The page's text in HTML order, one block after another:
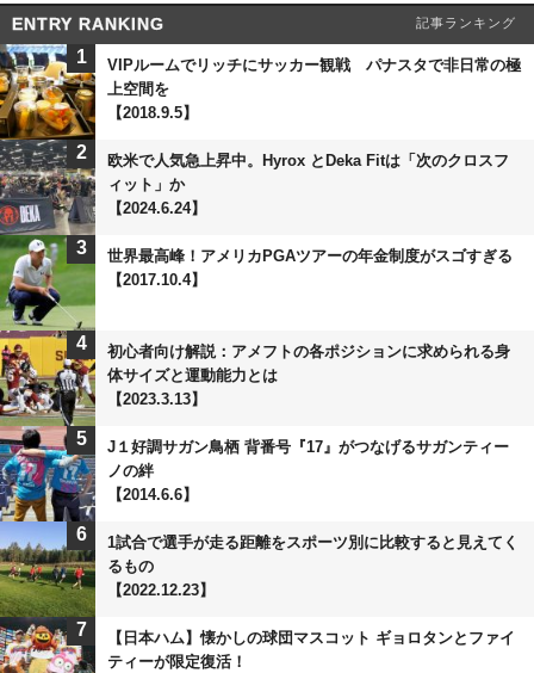
ENTRY RANKING 記事ランキング
1
VIPルームでリッチにサッカー観戦 パナスタで非日常の極
上空間を
【2018.9.5】
2
欧米で人気急上昇中。Hyrox とDeka Fitは「次のクロスフ
ィット」か
【2024.6.24】
3
世界最高峰！アメリカPGAツアーの年金制度がスゴすぎる
【2017.10.4】
4
初心者向け解説：アメフトの各ポジションに求められる身
体サイズと運動能力とは
【2023.3.13】
5
J１好調サガン鳥栖 背番号『17』がつなげるサガンティー
ノの絆
【2014.6.6】
6
1試合で選手が走る距離をスポーツ別に比較すると見えてく
るもの
【2022.12.23】
7
【日本ハム】懐かしの球団マスコット ギョロタンとファイ
ティーが限定復活！